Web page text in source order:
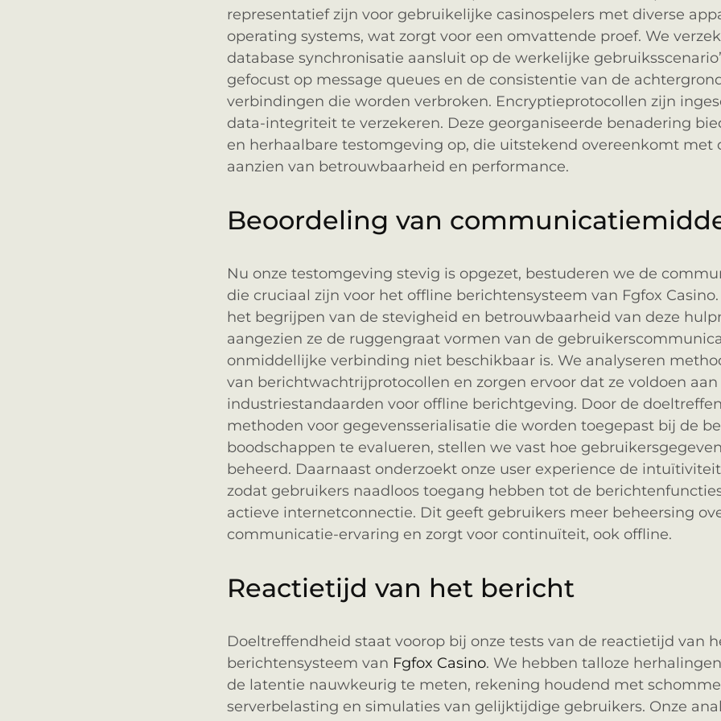
representatief zijn voor gebruikelijke casinospelers met diverse
operating systems, wat zorgt voor een omvattende proef. We
database synchronisatie aansluit op de werkelijke
gefocust op message queues en de consistentie van de
verbindingen die worden verbroken. Encryptieprotocollen zijn
data-integriteit te verzekeren. Deze georganiseerde benadering
en herhaalbare testomgeving op, die uitstekend overeenkomt met
aanzien van betrouwbaarheid en performance.
Beoordeling van
Nu onze testomgeving stevig is opgezet, bestuderen we de
die cruciaal zijn voor het offline berichtensysteem van Fgfox
het begrijpen van de stevigheid en betrouwbaarheid van deze
aangezien ze de ruggengraat vormen van de
onmiddellijke verbinding niet beschikbaar is. We analyseren
van berichtwachtrijprotocollen en zorgen ervoor dat ze voldoen aan
industriestandaarden voor offline berichtgeving. Door de
methoden voor gegevensserialisatie die worden toegepast bij de
boodschappen te evalueren, stellen we vast hoe
beheerd. Daarnaast onderzoekt onze user experience de
zodat gebruikers naadloos toegang hebben tot de
actieve internetconnectie. Dit geeft gebruikers meer beheersing
communicatie-ervaring en zorgt voor continuïteit, ook offline.
Reactietijd van het bericht
Doeltreffendheid staat voorop bij onze tests van de reactietijd van
berichtensysteem van Fgfox Casino. We hebben talloze
de latentie nauwkeurig te meten, rekening houdend met
serverbelasting en simulaties van gelijktijdige gebruikers. Onze